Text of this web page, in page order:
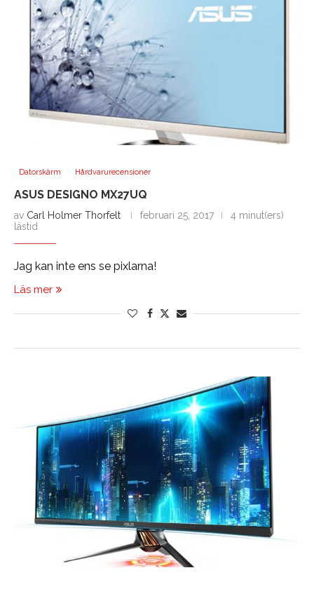
Datorskärm Hårdvarurecensioner
ASUS DESIGNO MX27UQ
av Carl Holmer Thorfelt februari 25, 2017
4 minut(ers)
lästid
Jag kan inte ens se pixlarna!
Läs mer